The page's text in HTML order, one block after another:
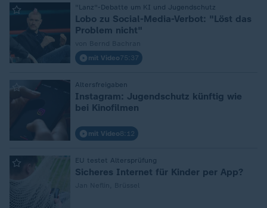
"Lanz"-Debatte um KI und Jugendschutz
Lobo zu Social-Media-Verbot: "Löst das
Problem nicht"
mit Video75:37
Altersfreigaben
Instagram: Jugendschutz künftig wie
bei Kinofilmen
mit Video8:12
EU testet Altersprüfung
Sicheres Internet für Kinder per App?